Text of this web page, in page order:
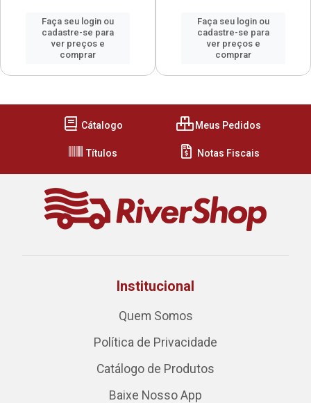
Faça seu login ou
cadastre-se para
ver preços e
comprar
Faça seu login ou
cadastre-se para
ver preços e
comprar
Cátalogo Meus Pedidos
Títulos Notas Fiscais
Institucional
Quem Somos
Política de Privacidade
Catálogo de Produtos
Baixe Nosso App